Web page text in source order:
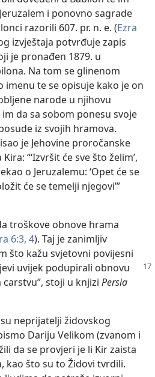
i ponovno sagrade
razorili 607. pr. n. e. (Ezra
izvještaja potvrđuje zapis
je pronađen 1879. u
Na tom se glinenom
imenu te se opisuje kako je on
narode u njihovu
da sa sobom ponesu svoje
iz svojih hramova.
je Jehovine proročanske
“‘Izvršit će sve što želim’,
o Jeruzalemu: ‘Opet će se
će se temelji njegovi’”
troškove obnove hrama
6:3, 4). Taj je zanimljiv
što kažu svjetovni povijesni
uvijek podupirali obnovu
stoji u knjizi Persia
neprijatelji židovskog
Dariju Velikom (zvanom i
da se provjeri je li Kir zaista
kao što su to Židovi tvrdili.